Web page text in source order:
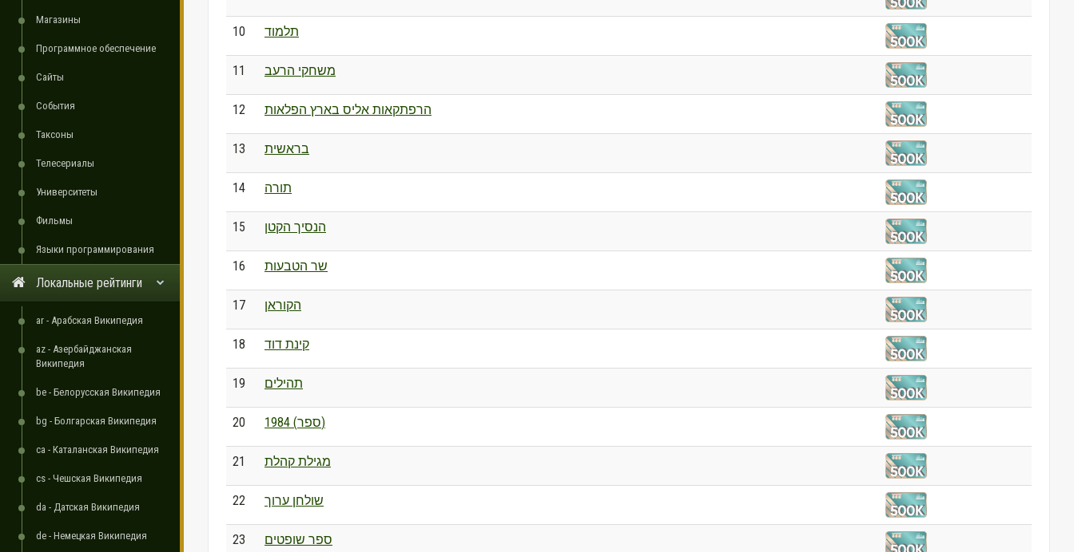
Магазины
Программное обеспечение
Сайты
События
Таксоны
Телесериалы
Университеты
Фильмы
Языки программирования
Локальные рейтинги
ar - Арабская Википедия
az - Азербайджанская
Википедия
be - Белорусская Википедия
bg - Болгарская Википедия
ca - Каталанская Википедия
cs - Чешская Википедия
da - Датская Википедия
de - Немецкая Википедия
10 תלמוד
11 משחקי הרעב
12 הרפתקאות אליס בארץ הפלאות
13 בראשית
14 תורה
15 הנסיך הקטן
16 שר הטבעות
17 הקוראן
18 קינת דוד
19 תהילים
20 1984 (ספר)
21 מגילת קהלת
22 שולחן ערוך
23 ספר שופטים